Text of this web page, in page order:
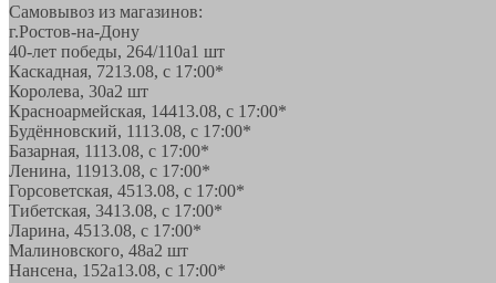
Самовывоз из магазинов:
г.Ростов-на-Дону
40-лет победы, 264/110а1 шт
Каскадная, 7213.08, с 17:00*
Королева, 30а2 шт
Красноармейская, 14413.08, с 17:00*
Будённовский, 1113.08, с 17:00*
Базарная, 1113.08, с 17:00*
Ленина, 11913.08, с 17:00*
Горсоветская, 4513.08, с 17:00*
Тибетская, 3413.08, с 17:00*
Ларина, 4513.08, с 17:00*
Малиновского, 48а2 шт
Нансена, 152а13.08, с 17:00*